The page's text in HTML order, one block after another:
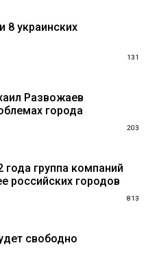
8 украинских
131
Развожаев
города
203
группа компаний
российских городов
813
свободно